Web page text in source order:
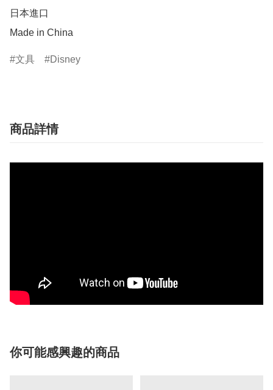
日本進口
Made in China
文具 Disney
商品詳情
你可能感興趣的商品